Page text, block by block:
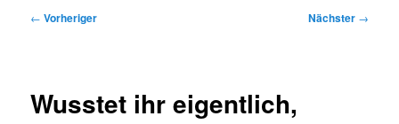
Beitragsnavigation
← Vorheriger Nächster →
Wusstet ihr eigentlich,